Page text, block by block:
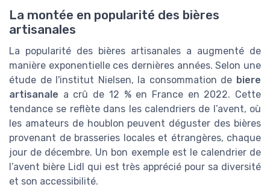
La montée en popularité des bières
artisanales
La popularité des bières artisanales a augmenté de
manière exponentielle ces dernières années. Selon une
étude de l'institut Nielsen, la consommation de biere
artisanale a crû de 12 % en France en 2022. Cette
tendance se reflète dans les calendriers de l’avent, où
les amateurs de houblon peuvent déguster des bières
provenant de brasseries locales et étrangères, chaque
jour de décembre. Un bon exemple est le calendrier de
l’avent bière Lidl qui est très apprécié pour sa diversité
et son accessibilité.